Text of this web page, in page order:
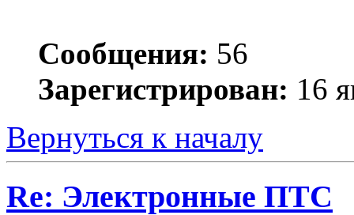
Сообщения: 56
Зарегистрирован: 16
Вернуться к началу
Re: Электронные ПТС